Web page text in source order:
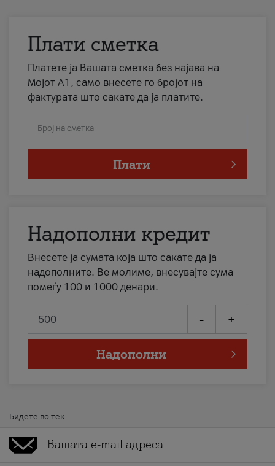
Плати сметка
Платете ја Вашата сметка без најава на
Мојот А1, само внесете го бројот на
фактурата што сакате да ја платите.
Број на сметка
Плати
Надополни кредит
Внесете ја сумата која што сакате да ја
надополните. Ве молиме, внесувајте сума
помеѓу 100 и 1000 денари.
- +
Надополни
Бидете во тек